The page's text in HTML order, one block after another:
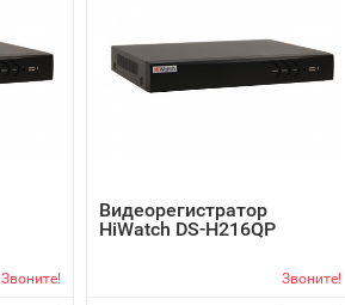
Звоните!
Видеорегистратор
HiWatch DS-H216QP
Звоните!